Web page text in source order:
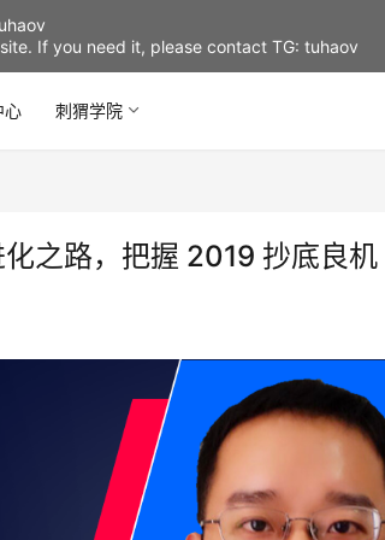
心 刺猬学院
之路，把握 2019 抄底良机
If you need it, please contact TG: tuhaov